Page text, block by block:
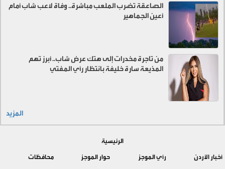
الصاعقة تضرب الملعب مباشرة.. وفاة لاعب شاب أمام
أعين الجماهير
من تاجرة مخدرات إلى هتك عرض شاب.. أبرز تهم
المذيعة سارة خليفة بانتظار رأي المفتي
المزيد
الرئيسية
أخبار الأردن
رأي الموجز حوار الموجز محافظات